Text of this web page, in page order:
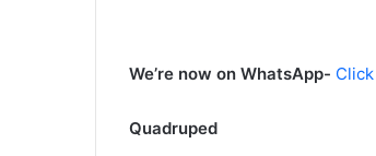
We’re now on WhatsApp-
Quadruped